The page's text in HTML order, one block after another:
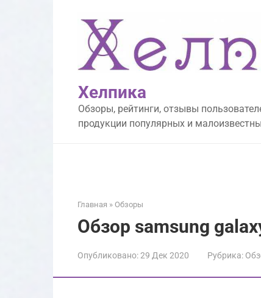
Хелпика
Обзоры, рейтинги, отзывы
продукции популярных и
Главная » Обзоры
Обзор samsung
Опубликовано:29 Дек 2020 Рубрика: